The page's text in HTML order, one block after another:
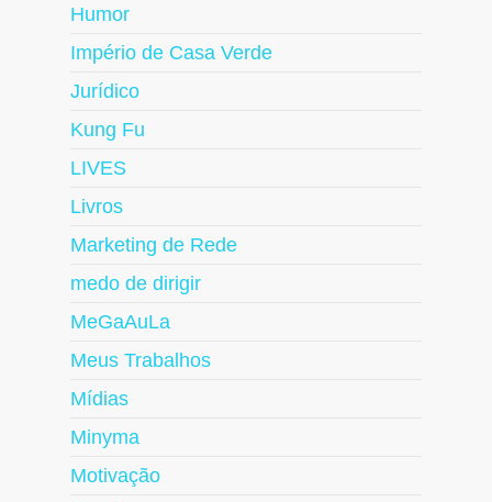
Humor
Império de Casa Verde
Jurídico
Kung Fu
LIVES
Livros
Marketing de Rede
medo de dirigir
MeGaAuLa
Meus Trabalhos
Mídias
Minyma
Motivação